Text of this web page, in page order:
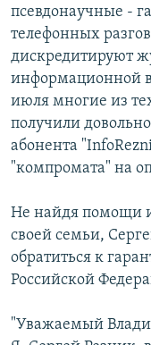
псевдонаучные -
телефонных
дискредитируют
информационной
июля многие из
получили
абонента
"компромата" на
Не найдя помощи
своей семьи,
обратиться к
Российской
"Уважаемый